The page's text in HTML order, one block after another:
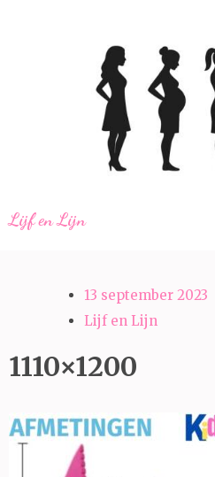
Lijf en Lijn
13 september 2023
Lijf en Lijn
1110×1200